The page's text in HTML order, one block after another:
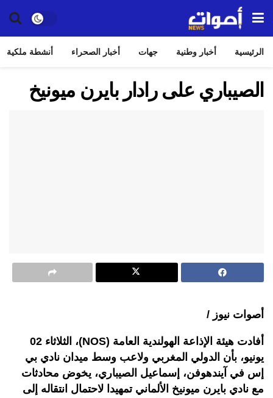
الرئيسية أخبار وطنية جهات أخبار الصحراء أنشطة ملكية
الصيباري على رادار بايرن ميونيخ
أصوات نيوز /
أفادت هيئة الإذاعة الهولندية العامة (NOS)، الثلاثاء 02
يونيو، بأن الدولي المغربي ولاعب وسط ميدان نادي بي
إس في آيندهوفن، إسماعيل الصيباري، يخوض محادثات
مع نادي بايرن ميونيخ الألماني تمهيدا لاحتمال انتقاله إلى